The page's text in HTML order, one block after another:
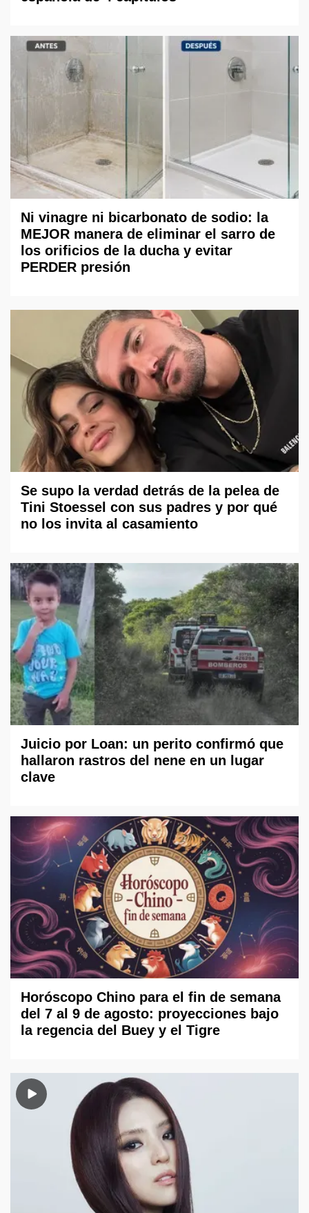
Ni vinagre ni bicarbonato de sodio: la
MEJOR manera de eliminar el sarro de
los orificios de la ducha y evitar
PERDER presión
Se supo la verdad detrás de la pelea de
Tini Stoessel con sus padres y por qué
no los invita al casamiento
Juicio por Loan: un perito confirmó que
hallaron rastros del nene en un lugar
clave
Horóscopo Chino para el fin de semana
del 7 al 9 de agosto: proyecciones bajo
la regencia del Buey y el Tigre